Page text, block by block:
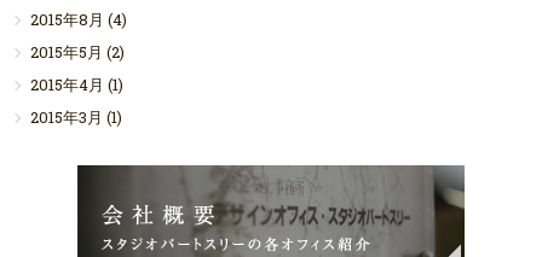
2015年8月 (4)
2015年5月 (2)
2015年4月 (1)
2015年3月 (1)